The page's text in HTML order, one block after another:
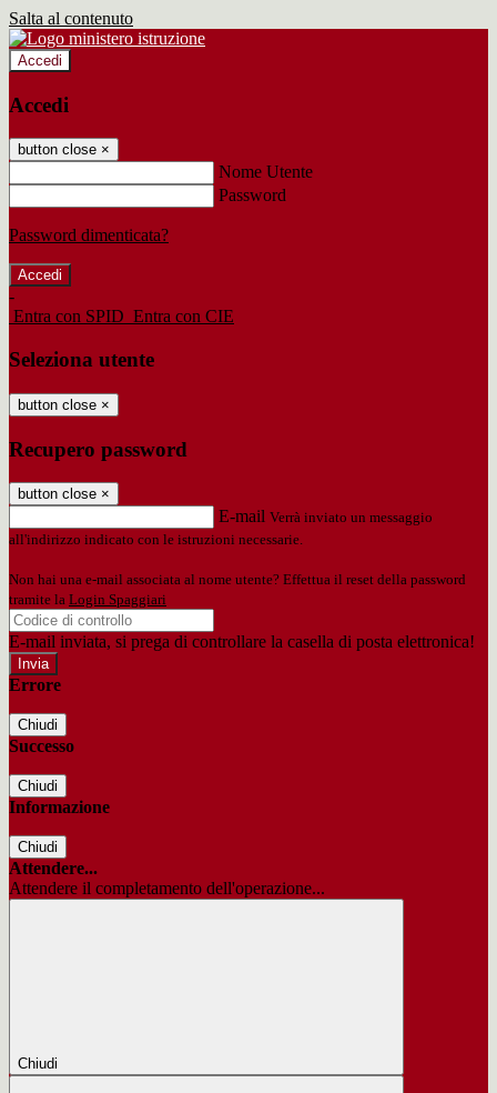
Salta al contenuto
Accedi
Accedi
button close ×
Nome Utente
Password
Password dimenticata?
-
Entra con SPID Entra con CIE
Seleziona utente
button close ×
Recupero password
button close ×
E-mail Verrà inviato un messaggio
all'indirizzo indicato con le istruzioni necessarie.
Non hai una e-mail associata al nome utente? Effettua il reset della password
tramite la Login Spaggiari
E-mail inviata, si prega di controllare la casella di posta elettronica!
Errore
Chiudi
Successo
Chiudi
Informazione
Chiudi
Attendere...
Attendere il completamento dell'operazione...
Chiudi